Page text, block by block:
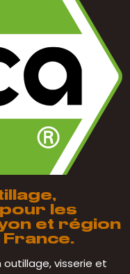
les
et région
France.
outillage, visserie et